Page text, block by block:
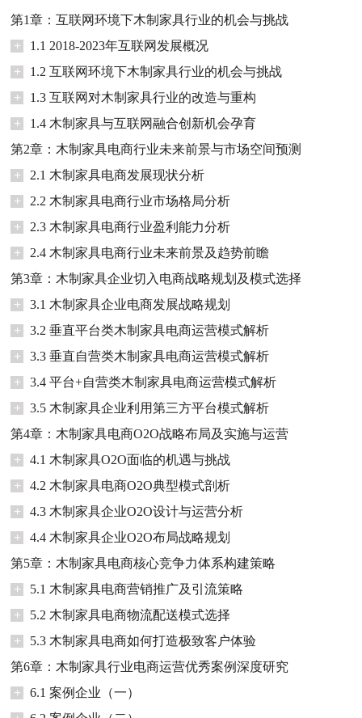
第1章：互联网环境下木制家具行业的机会与挑战
+
1.1 2018-2023年互联网发展概况
+
1.2 互联网环境下木制家具行业的机会与挑战
+
1.3 互联网对木制家具行业的改造与重构
+
1.4 木制家具与互联网融合创新机会孕育
第2章：木制家具电商行业未来前景与市场空间预测
+
2.1 木制家具电商发展现状分析
+
2.2 木制家具电商行业市场格局分析
+
2.3 木制家具电商行业盈利能力分析
+
2.4 木制家具电商行业未来前景及趋势前瞻
第3章：木制家具企业切入电商战略规划及模式选择
+
3.1 木制家具企业电商发展战略规划
+
3.2 垂直平台类木制家具电商运营模式解析
+
3.3 垂直自营类木制家具电商运营模式解析
+
3.4 平台+自营类木制家具电商运营模式解析
+
3.5 木制家具企业利用第三方平台模式解析
第4章：木制家具电商O2O战略布局及实施与运营
+
4.1 木制家具O2O面临的机遇与挑战
+
4.2 木制家具电商O2O典型模式剖析
+
4.3 木制家具企业O2O设计与运营分析
+
4.4 木制家具企业O2O布局战略规划
第5章：木制家具电商核心竞争力体系构建策略
+
5.1 木制家具电商营销推广及引流策略
+
5.2 木制家具电商物流配送模式选择
+
5.3 木制家具电商如何打造极致客户体验
第6章：木制家具行业电商运营优秀案例深度研究
+
6.1 案例企业（一）